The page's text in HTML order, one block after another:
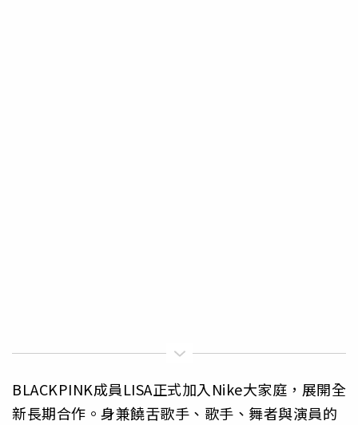
BLACKPINK成員LISA正式加入Nike大家庭，展開全
新長期合作。身兼饒舌歌手、歌手、舞者與演員的